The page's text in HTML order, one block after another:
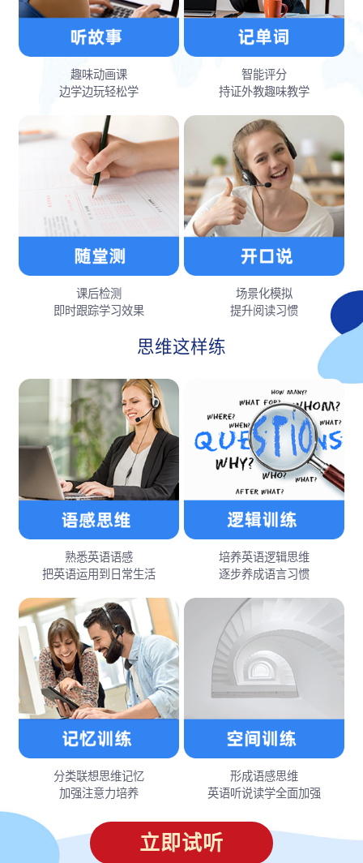
趣味动画课
边学边玩轻松学
智能评分
持证外教趣味教学
课后检测
即时跟踪学习效果
场景化模拟
提升阅读习惯
思维这样练
熟悉英语语感
把英语运用到日常生活
培养英语逻辑思维
逐步养成语言习惯
分类联想思维记忆
加强注意力培养
形成语感思维
英语听说读学全面加强
立即试听